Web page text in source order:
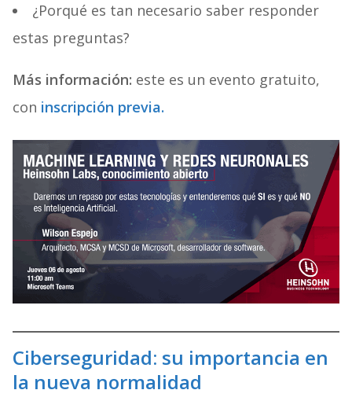
¿Porqué es tan necesario saber responder
estas preguntas?
Más información: este es un evento gratuito,
con inscripción previa.
Ciberseguridad: su importancia en
la nueva normalidad